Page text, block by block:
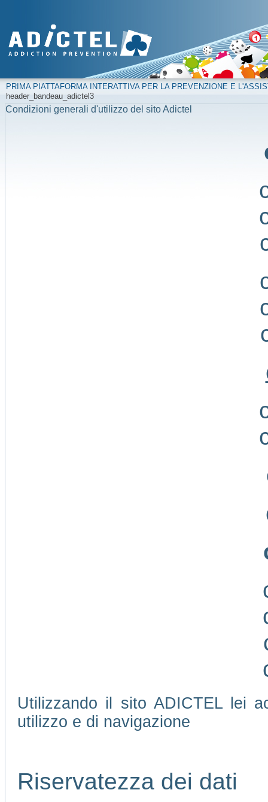
PRIMA PIATTAFORMA INTERATTIVA PER LA PREVENZIONE E
header_bandeau_adictel3
Condizioni generali d'utilizzo del sito Adictel
Utilizzando il sito ADICTEL lei
utilizzo e di navigazione
Riservatezza dei dati